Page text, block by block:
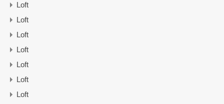
Loft
Loft
Loft
Loft
Loft
Loft
Loft